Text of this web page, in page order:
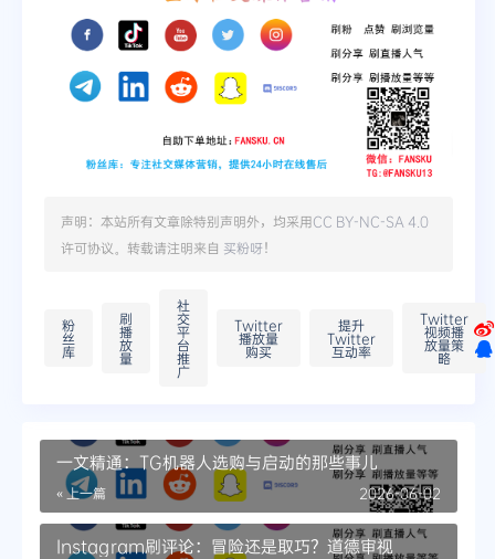
声明：本站所有文章除特别声明外，均采用CC BY-NC-SA 4.0
许可协议。转载请注明来自 买粉呀！
粉
丝
库
刷
播
放
量
社
交
平
台
推
广
Twitter
播放量
购买
提升
Twitter
互动率
Twitter
视频播
放量策
略
一文精通：TG机器人选购与启动的那些事儿
« 上一篇 2026-06-02
Instagram刷评论：冒险还是取巧？道德审视